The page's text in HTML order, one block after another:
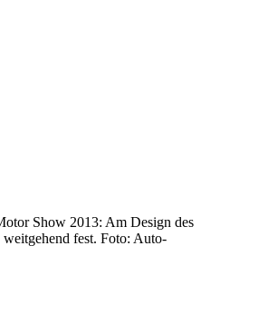
Show 2013: Am Design des
fest. Foto: Auto-